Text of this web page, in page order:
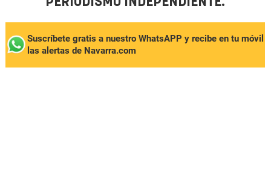
Suscríbete gratis a nuestro WhatsAPP y recibe en tu móvil
las alertas de Navarra.com